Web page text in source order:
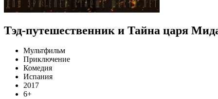
Тэд-путешественник и Тайна царя
Мультфильм
Приключение
Комедия
Испания
2017
6+